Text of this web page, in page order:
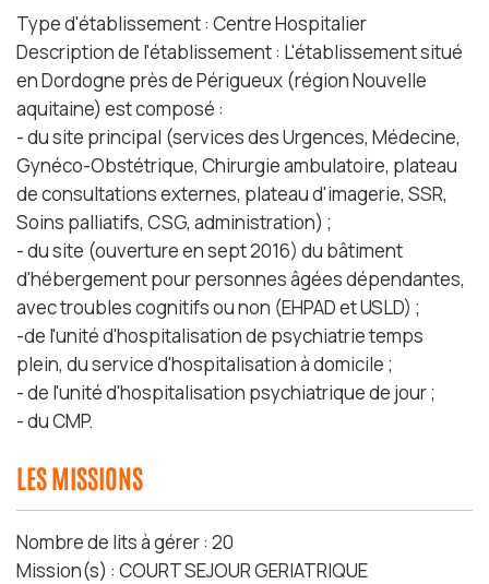
Type d'établissement : Centre Hospitalier
Description de l'établissement : L'établissement situé
en Dordogne près de Périgueux (région Nouvelle
aquitaine) est composé :
- du site principal (services des Urgences, Médecine,
Gynéco-Obstétrique, Chirurgie ambulatoire, plateau
de consultations externes, plateau d'imagerie, SSR,
Soins palliatifs, CSG, administration) ;
- du site (ouverture en sept 2016) du bâtiment
d'hébergement pour personnes âgées dépendantes,
avec troubles cognitifs ou non (EHPAD et USLD) ;
-de l'unité d'hospitalisation de psychiatrie temps
plein, du service d'hospitalisation à domicile ;
- de l'unité d'hospitalisation psychiatrique de jour ;
- du CMP.
LES MISSIONS
Nombre de lits à gérer : 20
Mission(s) : COURT SEJOUR GERIATRIQUE